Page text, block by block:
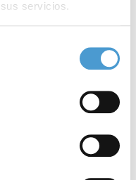
servicios.
DE INTERÉS